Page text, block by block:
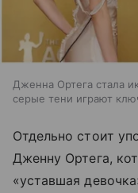
Дженна Ортега стала
серые тени играют
Отдельно стоит
Дженну Ортега,
«уставшая